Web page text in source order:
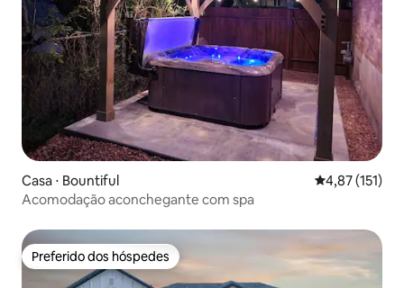
Casa ⋅ Bountiful 4,87 de uma
4,87 (151)
Acomodação aconchegante com spa
Preferido dos hóspedes
Preferido dos hóspedes